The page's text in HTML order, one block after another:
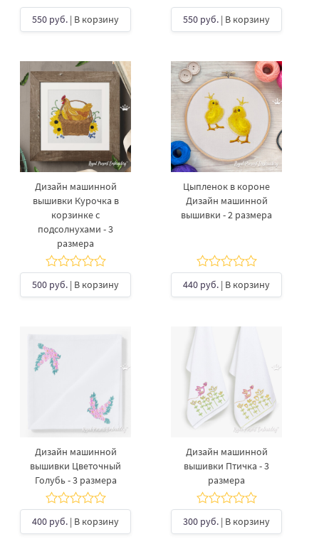
550 руб. | В корзину
550 руб. | В корзину
Дизайн машинной
вышивки Курочка в
корзинке с
подсолнухами - 3
размера
500 руб. | В корзину
Цыпленок в короне
Дизайн машинной
вышивки - 2 размера
440 руб. | В корзину
Дизайн машинной
вышивки Цветочный
Голубь - 3 размера
400 руб. | В корзину
Дизайн машинной
вышивки Птичка - 3
размера
300 руб. | В корзину